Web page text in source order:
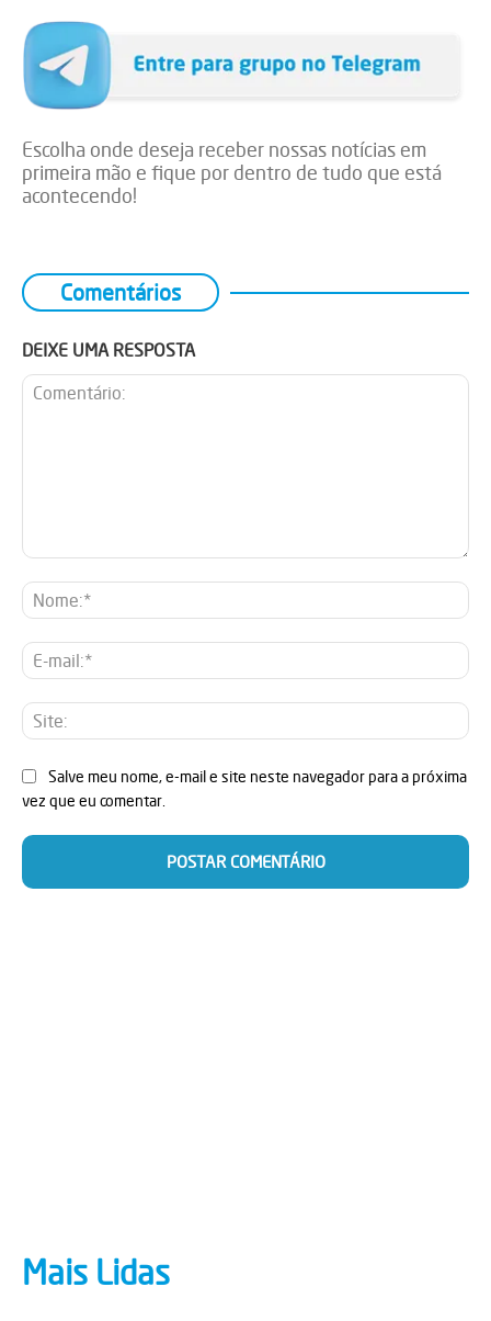
Escolha onde deseja receber nossas notícias em
primeira mão e fique por dentro de tudo que está
acontecendo!
Comentários
DEIXE UMA RESPOSTA
E-
Salve meu nome, e-mail e site neste navegador para a próxima
vez que eu comentar.
Mais Lidas